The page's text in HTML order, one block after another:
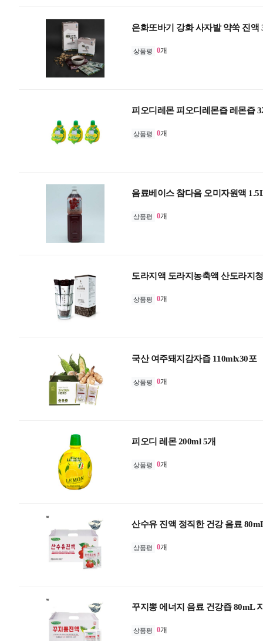
은화또바기 강화 사자발 약쑥 진액
상품평 0개
피오디레몬 피오디레몬즙 레몬즙 3
상품평 0개
음료베이스 참다음 오미자원액
상품평 0개
도라지액 도라지농축액 산도라지
상품평 0개
국산 여주돼지감자즙 110mlx30포
상품평 0개
피오디 레몬 200ml 5개
상품평 0개
산수유 진액 정직한 건강 음료
상품평 0개
꾸지뽕 에너지 음료 건강즙 80mL
상품평 0개